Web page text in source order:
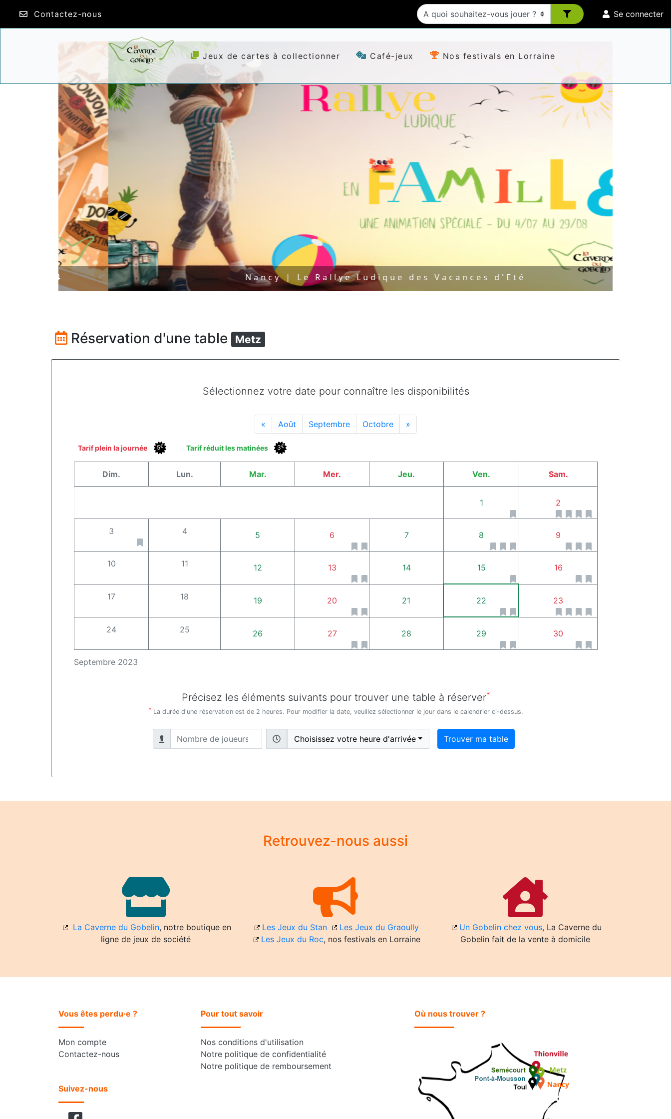
Contactez-nous Se connecter
Jeux de cartes à collectionner Café-jeux Nos festivals en Lorraine
Nancy | Le Rallye Ludique des Vacances d'Eté
Réservation d'une table Metz
Sélectionnez votre date pour connaître les disponibilités
« Août Septembre Octobre »
5€
Tarif plein la journée 3€
Tarif réduit les matinées
Septembre 2023
Dim. Lun. Mar. Mer. Jeu. Ven. Sam.
1 2
3 4 5 6 7 8 9
10 11 12 13 14 15 16
17 18 19 20 21 22 23
24 25 26 27 28 29 30
Précisez les éléments suivants pour trouver une table à réserver*
* La durée d'une réservation est de 2 heures. Pour modifier la date, veuillez sélectionner le jour dans le calendrier ci-dessus.
Choisissez votre heure d'arrivée Trouver ma table
Retrouvez-nous aussi
La Caverne du Gobelin, notre boutique en
ligne de jeux de société
Les Jeux du Stan
Les Jeux du Graoully
Les Jeux du Roc, nos festivals en Lorraine
Un Gobelin chez vous, La Caverne du
Gobelin fait de la vente à domicile
Vous êtes perdu·e ?
Mon compte
Contactez-nous
Suivez-nous
Pour tout savoir
Nos conditions d'utilisation
Notre politique de confidentialité
Notre politique de remboursement
Où nous trouver ?